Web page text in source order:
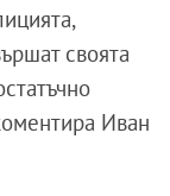
своята
Иван